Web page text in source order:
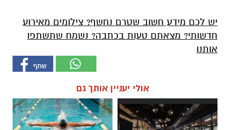
יש לכם מידע חשוב שטרם נחשף? צילומים מאירוע
חדשותי? מצאתם טעות בכתבה? נשמח שתשתפו
אותנו
אולי יעניין אותך גם